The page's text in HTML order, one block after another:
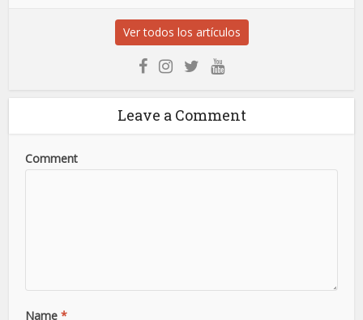
Ver todos los artículos
Leave a Comment
Comment
Name *